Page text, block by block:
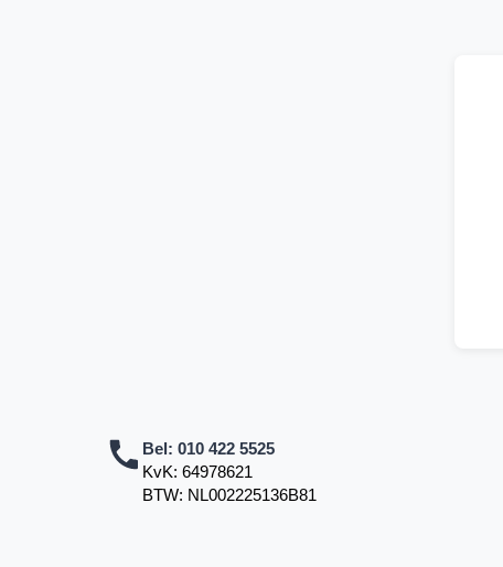
Bel: 010 422 5525
KvK: 64978621
BTW: NL002225136B81